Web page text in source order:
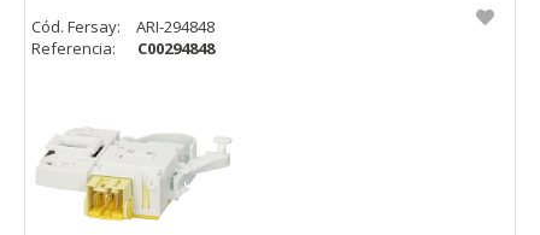
Cód. Fersay:
ARI-294848
Referencia:
C00294848
CONFIGURACIÓN DE COOKIES
Cookies necesarias
Estas cookies son necesarias para que el sitio web